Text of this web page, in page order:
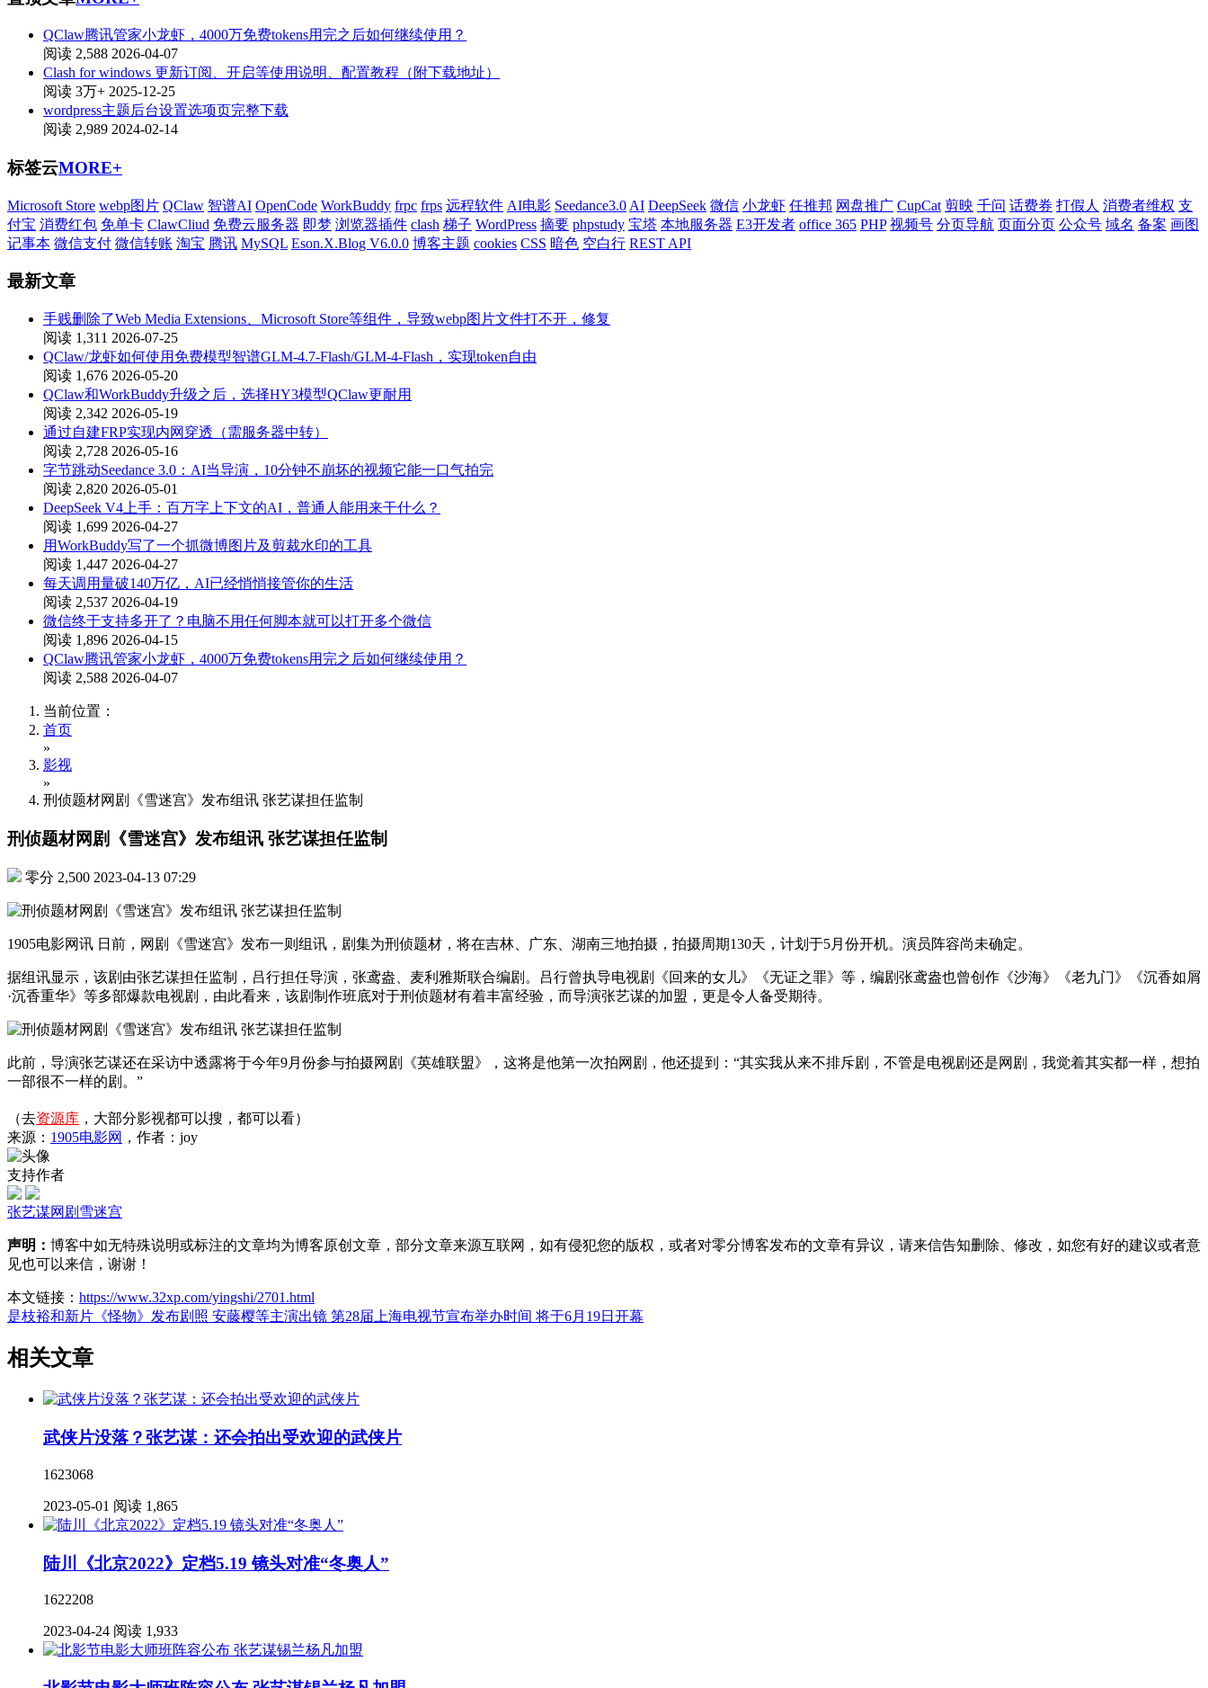
QClaw腾讯管家小龙虾，4000万免费tokens用完之后如何继续使用？
阅读 2,588 2026-04-07
Clash for windows 更新订阅、开启等使用说明、配置教程（附下载地址）
阅读 3万+ 2025-12-25
wordpress主题后台设置选项页完整下载
阅读 2,989 2024-02-14
标签云MORE+
Microsoft Store webp图片 QClaw 智谱AI OpenCode WorkBuddy frpc frps 远程软件 AI电影 Seedance3.0 AI DeepSeek 微信 小龙虾 任推邦 网盘推广 CupCat 剪映 千问 话费券 打假人 消费者维权 支
付宝 消费红包 免单卡 ClawCliud 免费云服务器 即梦 浏览器插件 clash 梯子 WordPress 摘要 phpstudy 宝塔 本地服务器 E3开发者 office 365 PHP 视频号 分页导航 页面分页 公众号 域名 备案 画图
记事本 微信支付 微信转账 淘宝 腾讯 MySQL Eson.X.Blog V6.0.0 博客主题 cookies CSS 暗色 空白行 REST API
最新文章
手贱删除了Web Media Extensions、Microsoft Store等组件，导致webp图片文件打不开，修复
阅读 1,311 2026-07-25
QClaw/龙虾如何使用免费模型智谱GLM-4.7-Flash/GLM-4-Flash，实现token自由
阅读 1,676 2026-05-20
QClaw和WorkBuddy升级之后，选择HY3模型QClaw更耐用
阅读 2,342 2026-05-19
通过自建FRP实现内网穿透（需服务器中转）
阅读 2,728 2026-05-16
字节跳动Seedance 3.0：AI当导演，10分钟不崩坏的视频它能一口气拍完
阅读 2,820 2026-05-01
DeepSeek V4上手：百万字上下文的AI，普通人能用来干什么？
阅读 1,699 2026-04-27
用WorkBuddy写了一个抓微博图片及剪裁水印的工具
阅读 1,447 2026-04-27
每天调用量破140万亿，AI已经悄悄接管你的生活
阅读 2,537 2026-04-19
微信终于支持多开了？电脑不用任何脚本就可以打开多个微信
阅读 1,896 2026-04-15
QClaw腾讯管家小龙虾，4000万免费tokens用完之后如何继续使用？
阅读 2,588 2026-04-07
当前位置：
首页
»
影视
»
刑侦题材网剧《雪迷宫》发布组讯 张艺谋担任监制
刑侦题材网剧《雪迷宫》发布组讯 张艺谋担任监制
零分 2,500 2023-04-13 07:29
1905电影网讯 日前，网剧《雪迷宫》发布一则组讯，剧集为刑侦题材，将在吉林、广东、湖南三地拍摄，拍摄周期130天，计划于5月份开机。演员阵容尚未确定。
据组讯显示，该剧由张艺谋担任监制，吕行担任导演，张鸢盎、麦利雅斯联合编剧。吕行曾执导电视剧《回来的女儿》《无证之罪》等，编剧张鸢盎也曾创作《沙海》《老九门》《沉香如屑
·沉香重华》等多部爆款电视剧，由此看来，该剧制作班底对于刑侦题材有着丰富经验，而导演张艺谋的加盟，更是令人备受期待。
此前，导演张艺谋还在采访中透露将于今年9月份参与拍摄网剧《英雄联盟》，这将是他第一次拍网剧，他还提到：“其实我从来不排斥剧，不管是电视剧还是网剧，我觉着其实都一样，想拍
一部很不一样的剧。”
（去资源库 ，大部分影视都可以搜，都可以看）
来源： 1905电影网 ，作者：joy
支持作者
张艺谋网剧 雪迷宫
声明： 博客中如无特殊说明或标注的文章均为博客原创文章，部分文章来源互联网，如有侵犯您的版权，或者对零分博客发布的文章有异议，请来信告知删除、修改，如您有好的建议或者意
见也可以来信，谢谢！
本文链接： https://www.32xp.com/yingshi/2701.html
是枝裕和新片《怪物》发布剧照 安藤樱等主演出镜 第28届上海电视节宣布举办时间 将于6月19日开幕
相关文章
武侠片没落？张艺谋：还会拍出受欢迎的武侠片
1623068
2023-05-01 阅读 1,865
陆川《北京2022》定档5.19 镜头对准“冬奥人”
1622208
2023-04-24 阅读 1,933